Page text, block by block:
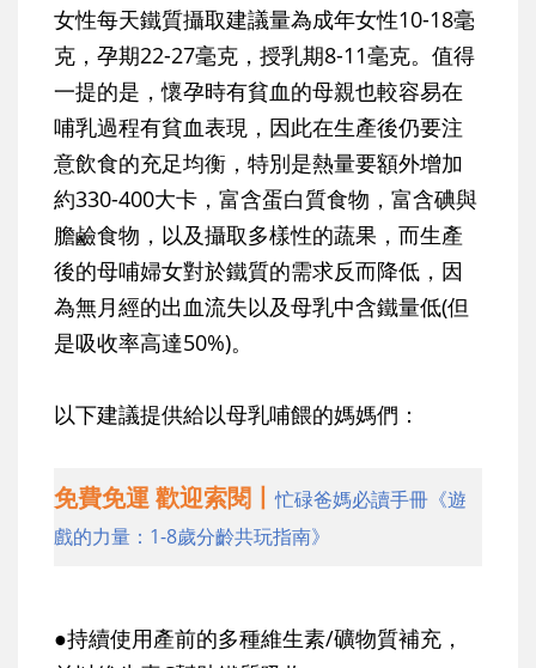
女性每天鐵質攝取建議量為成年女性10-18毫
克，孕期22-27毫克，授乳期8-11毫克。值得
一提的是，懷孕時有貧血的母親也較容易在
哺乳過程有貧血表現，因此在生產後仍要注
意飲食的充足均衡，特別是熱量要額外增加
約330-400大卡，富含蛋白質食物，富含碘與
膽鹼食物，以及攝取多樣性的蔬果，而生產
後的母哺婦女對於鐵質的需求反而降低，因
為無月經的出血流失以及母乳中含鐵量低(但
是吸收率高達50%)。
以下建議提供給以母乳哺餵的媽媽們：
免費免運 歡迎索閱丨忙碌爸媽必讀手冊《遊
戲的力量：1-8歲分齡共玩指南》
●持續使用產前的多種維生素/礦物質補充，